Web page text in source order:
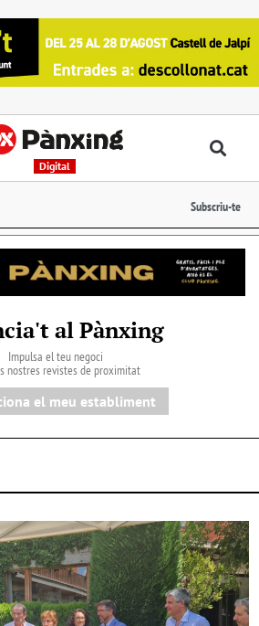
Digital
Subscriu-te
al Pànxing
Impulsa el teu negoci
nostres revistes de proximitat
el meu establiment